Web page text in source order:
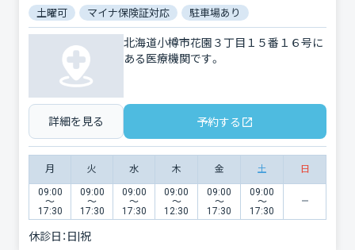
土曜可 マイナ保険証対応 駐車場あり
北海道小樽市花園３丁目１５番１６号に
ある医療機関です。
詳細を見る 予約する
月 火 水 木 金 土 日
09:00
〜
17:30
09:00
〜
17:30
09:00
〜
17:30
09:00
〜
12:30
09:00
〜
17:30
09:00
〜
17:30
休診日： 日|祝